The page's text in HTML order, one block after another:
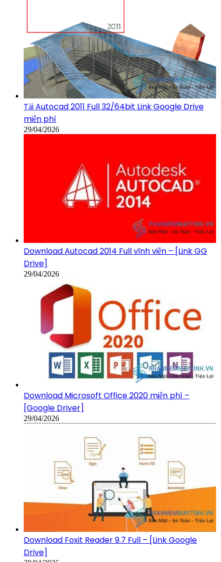
Tải Autocad 2011 Full 32/64bit Link Google Drive
miễn phí
29/04/2026
Download Autocad 2014 Full vĩnh viễn – [Link GG
Drive]
29/04/2026
Download Microsoft Office 2020 miễn phí –
[Google Driver]
29/04/2026
Download Foxit Reader 9.7 Full – [Link Google
Drive]